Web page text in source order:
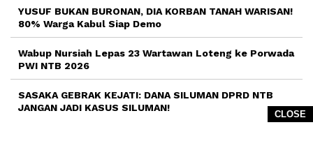
CLOSE
YUSUF BUKAN BURONAN, DIA KORBAN TANAH WARISAN!
80% Warga Kabul Siap Demo
Wabup Nursiah Lepas 23 Wartawan Loteng ke Porwada
PWI NTB 2026
SASAKA GEBRAK KEJATI: DANA SILUMAN DPRD NTB
JANGAN JADI KASUS SILUMAN!